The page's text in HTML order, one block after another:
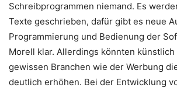
Schreibprogrammen niemand. Es
Texte geschrieben, dafür gibt es neue
Programmierung und Bedienung der
Morell klar. Allerdings könnten
gewissen Branchen wie der Werbung
deutlich erhöhen. Bei der Entwicklung